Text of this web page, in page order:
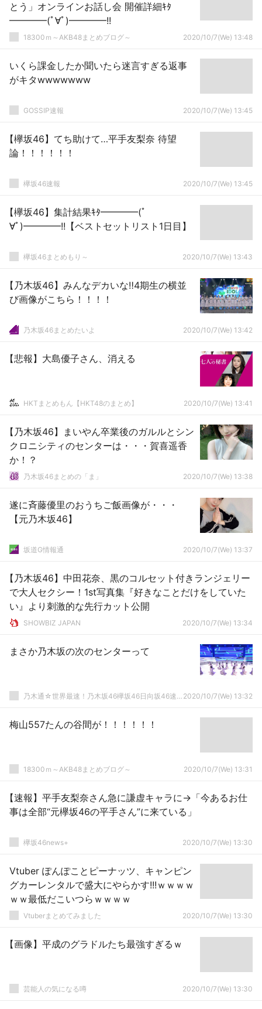
とう」オンラインお話し会 開催詳細ｷﾀ
━━━━(ﾟ∀ﾟ)━━━━!!
18300ｍ～AKB48まとめブログ～ 2020/10/7(We) 13:48
いくら課金したか聞いたら迷言すぎる返事
がキタwwwwwww
GOSSIP速報 2020/10/7(We) 13:45
【欅坂46】てち助けて…平手友梨奈 待望
論！！！！！！
欅坂46速報 2020/10/7(We) 13:45
【欅坂46】集計結果ｷﾀ━━━━(ﾟ
∀ﾟ)━━━━!!【ベストセットリスト1日目】
欅坂46まとめもり～ 2020/10/7(We) 13:43
【乃木坂46】みんなデカいな‼4期生の横並
び画像がこちら！！！！
乃木坂46まとめたいよ 2020/10/7(We) 13:42
【悲報】大島優子さん、消える
HKTまとめもん【HKT48のまとめ】 2020/10/7(We) 13:41
【乃木坂46】まいやん卒業後のガルルとシン
クロニシティのセンターは・・・賀喜遥香
か！？
乃木坂46まとめの「ま」 2020/10/7(We) 13:38
遂に斉藤優里のおうちご飯画像が・・・
【元乃木坂46】
坂道G情報通 2020/10/7(We) 13:37
【乃木坂46】中田花奈、黒のコルセット付きランジェリー
で大人セクシー！1st写真集『好きなことだけをしていた
い』より刺激的な先行カット公開
SHOWBIZ JAPAN 2020/10/7(We) 13:34
まさか乃木坂の次のセンターって
乃木通☆世界最速！乃木坂46欅坂46日向坂46速報まとめ 2020/10/7(We) 13:32
梅山557たんの谷間が！！！！！！
18300ｍ～AKB48まとめブログ～ 2020/10/7(We) 13:31
【速報】平手友梨奈さん急に謙虚キャラに→「今あるお仕
事は全部“元欅坂46の平手さん”に来ている」
欅坂46news+ 2020/10/7(We) 13:30
Vtuber ぽんぽことピーナッツ、キャンピン
グカーレンタルで盛大にやらかす!!!ｗｗｗｗ
ｗｗ最低だこいつらｗｗｗｗ
Vtuberまとめてみました 2020/10/7(We) 13:30
【画像】平成のグラドルたち最強すぎるｗ
芸能人の気になる噂 2020/10/7(We) 13:30